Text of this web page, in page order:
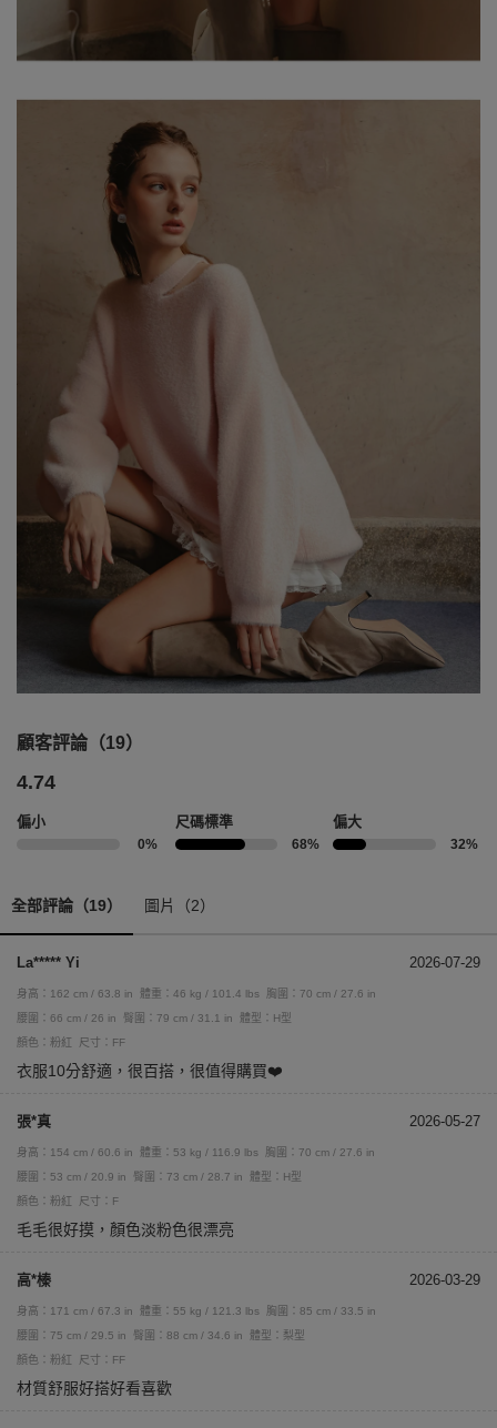
顧客評論（19）
4.74
偏小
0%
尺碼標準
68%
偏大
32%
全部評論（19） 圖片（2）
La***** Yi 2026-07-29
身高：162 cm / 63.8 in 體重：46 kg / 101.4 lbs
胸圍：70 cm / 27.6 in
腰圍：66 cm / 26 in
臀圍：79 cm / 31.1 in
體型：H型
顏色：粉紅
尺寸：FF
衣服10分舒適，很百搭，很值得購買❤️
張*真 2026-05-27
身高：154 cm / 60.6 in 體重：53 kg / 116.9 lbs
胸圍：70 cm / 27.6 in
腰圍：53 cm / 20.9 in
臀圍：73 cm / 28.7 in
體型：H型
顏色：粉紅
尺寸：F
毛毛很好摸，顏色淡粉色很漂亮
高*榛 2026-03-29
身高：171 cm / 67.3 in 體重：55 kg / 121.3 lbs
胸圍：85 cm / 33.5 in
腰圍：75 cm / 29.5 in
臀圍：88 cm / 34.6 in
體型：梨型
顏色：粉紅
尺寸：FF
材質舒服好搭好看喜歡